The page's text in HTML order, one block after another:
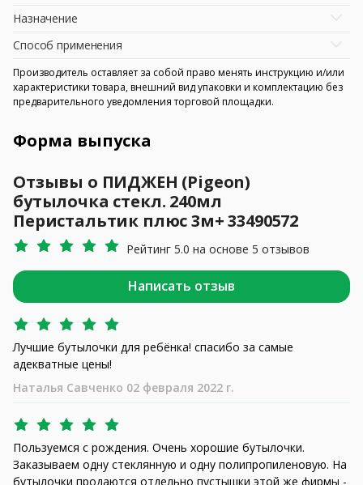
Назначение
Способ применения
Производитель оставляет за собой право менять инструкцию и/или
характеристики товара, внешний вид упаковки и комплектацию без
предварительного уведомления торговой площадки.
Форма выпуска
Отзывы о ПИДЖЕН (Pigeon)
бутылочка стекл. 240мл
Перистальтик плюс 3м+ 33490572
Рейтинг 5.0 на основе 5 отзывов
Написать отзыв
Лучшие бутылочки для ребёнка! спасибо за самые
адекватные цены!
Наталья Савченко 02 февраля 2022 г.
Пользуемся с рождения. Очень хорошие бутылочки.
Заказываем одну стеклянную и одну полипропиленовую. На
бутылочки продаются отдельно пустышки этой же фирмы -